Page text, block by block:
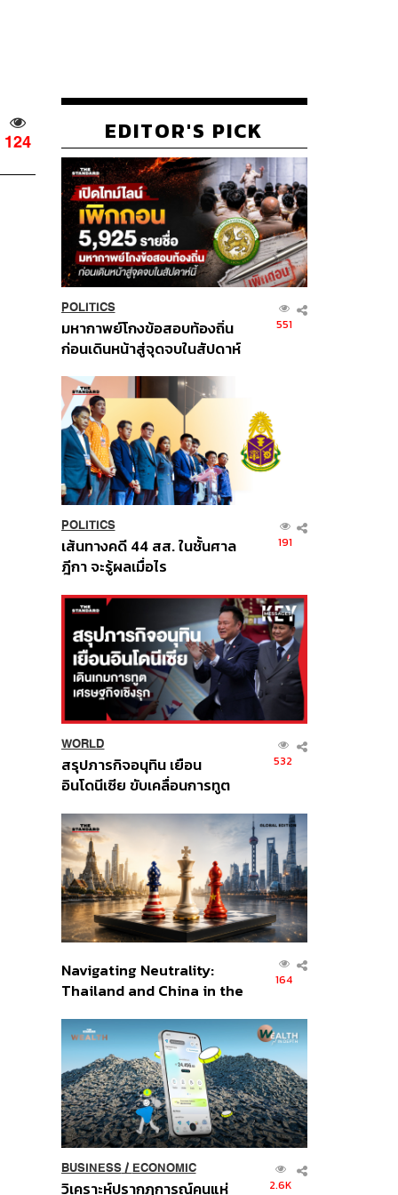
124 EDITOR'S PICK
POLITICS
มหากาพย์โกงข้อสอบท้องถิ่น
ก่อนเดินหน้าสู่จุดจบในสัปดาห์
551
POLITICS
เส้นทางคดี 44 สส. ในชั้นศาล
ฎีกา จะรู้ผลเมื่อไร
191
WORLD
สรุปภารกิจอนุทิน เยือน
อินโดนีเซีย ขับเคลื่อนการทูต
ส่วนยุทธศาสตร์ไทย –
อินโดนีเซีย
532
Navigating Neutrality:
Thailand and China in the
Order
164
BUSINESS/ ECONOMIC
วิเคราะห์ปรากฏการณ์คนแห่ 2.6K